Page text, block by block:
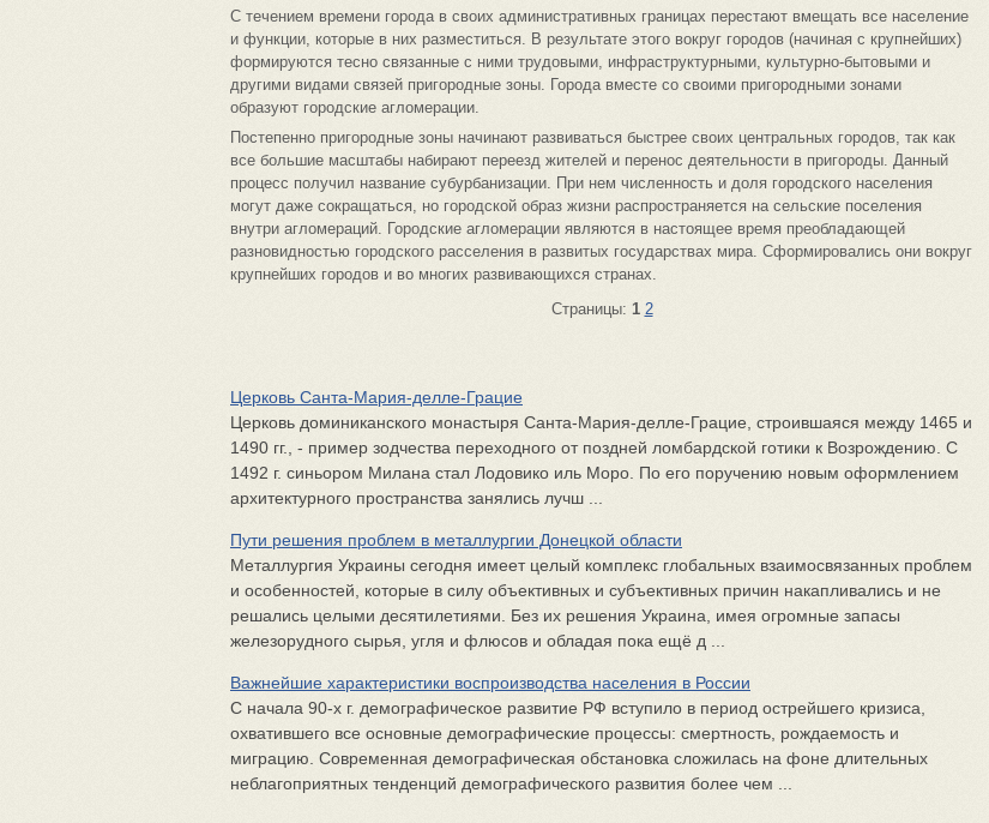
С течением времени города в своих административных границах перестают вмещать все население
и функции, которые в них разместиться. В результате этого вокруг городов (начиная с крупнейших)
формируются тесно связанные с ними трудовыми, инфраструктурными, культурно-бытовыми и
другими видами связей пригородные зоны. Города вместе со своими пригородными зонами
образуют городские агломерации.
Постепенно пригородные зоны начинают развиваться быстрее своих центральных городов, так как
все большие масштабы набирают переезд жителей и перенос деятельности в пригороды. Данный
процесс получил название субурбанизации. При нем численность и доля городского населения
могут даже сокращаться, но городской образ жизни распространяется на сельские поселения
внутри агломераций. Городские агломерации являются в настоящее время преобладающей
разновидностью городского расселения в развитых государствах мира. Сформировались они вокруг
крупнейших городов и во многих развивающихся странах.
Страницы: 1 2
Церковь Санта-Мария-делле-Грацие
Церковь доминиканского монас­тыря Санта-Мария-делле-Грацие, строившаяся между 1465 и
1490 гг., - пример зодчества переходно­го от поздней ломбардской готики к Возрождению. С
1492 г. синьором Милана стал Лодовико иль Моро. По его поручению новым оформлением
архитектурного пространства за­нялись лучш ...
Пути решения проблем в металлургии Донецкой области
Металлургия Украины сегодня имеет целый комплекс глобальных взаимосвязанных проблем
и особенностей, которые в силу объективных и субъективных причин накапливались и не
решались целыми десятилетиями. Без их решения Украина, имея огромные запасы
железорудного сырья, угля и флюсов и обладая пока ещё д ...
Важнейшие характеристики воспроизводства населения в России
С начала 90-х г. демографическое развитие РФ вступило в период острейшего кризиса,
охватившего все основные демографические процессы: смертность, рождаемость и
миграцию. Современная демографическая обстановка сложилась на фоне длительных
неблагоприятных тенденций демографического развития более чем ...